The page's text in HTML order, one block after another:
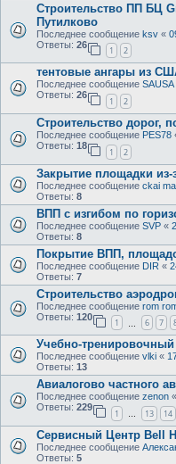
Строительство ПП БЦ
Путилково
Последнее сообщение ksv «
Ответы: 26
1 2
тентовые ангары из
Последнее сообщение SAUSA
Ответы: 26
1 2
Строительство дорог,
Последнее сообщение PES78
Ответы: 18
1 2
Закрытие площадки
Последнее сообщение ckai
Ответы: 8
ВПП с изгибом по
Последнее сообщение SVP «
Ответы: 8
Покрытие ВПП,
Последнее сообщение DIR «
Ответы: 7
Строительство
Последнее сообщение rom
Ответы: 120
1 6 7
Учебно-
Последнее сообщение vlki «
Ответы: 13
Авиалогово частного
Последнее сообщение zenon «
Ответы: 229
1 … 13 14
Сервисный Центр Bell
Последнее сообщение
Ответы: 5